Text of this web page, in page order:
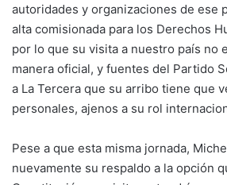
autoridades y organizaciones de ese
alta comisionada para los Derechos
por lo que su visita a nuestro país no
manera oficial, y fuentes del Partido
a La Tercera que su arribo tiene que
personales, ajenos a su rol
Pese a que esta misma jornada,
nuevamente su respaldo a la opción